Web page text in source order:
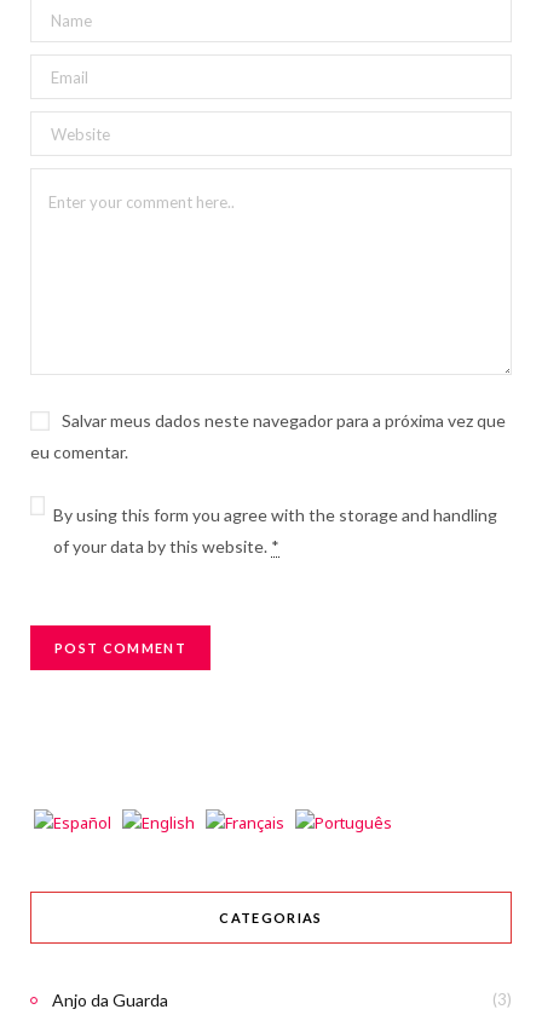
Salvar meus dados neste navegador para a próxima vez que
eu comentar.
By using this form you agree with the storage and handling
of your data by this website. *
CATEGORIAS
Anjo da Guarda (3)